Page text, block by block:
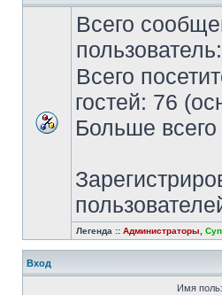
Всего
пользователь:
Всего
гостей: 76
Больше
Легенда :: Администраторы
Вход
Имя